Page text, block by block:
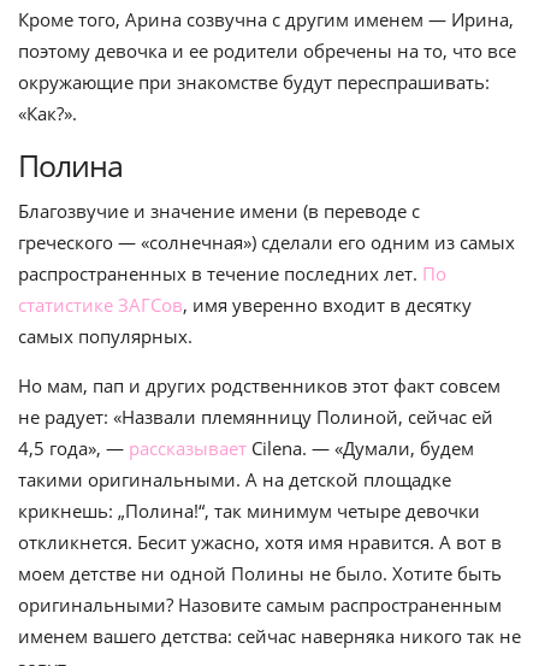
Кроме того, Арина созвучна с другим именем — Ирина,
поэтому девочка и ее родители обречены на то, что все
окружающие при знакомстве будут переспрашивать:
«Как?».
Полина
Благозвучие и значение имени (в переводе с
греческого — «солнечная») сделали его одним из самых
распространенных в течение последних лет. По
статистике ЗАГСов, имя уверенно входит в десятку
самых популярных.
Но мам, пап и других родственников этот факт совсем
не радует: «Назвали племянницу Полиной, сейчас ей
4,5 года», — рассказывает Cilena. — «Думали, будем
такими оригинальными. А на детской площадке
крикнешь: „Полина!“, так минимум четыре девочки
откликнется. Бесит ужасно, хотя имя нравится. А вот в
моем детстве ни одной Полины не было. Хотите быть
оригинальными? Назовите самым распространенным
именем вашего детства: сейчас наверняка никого так не